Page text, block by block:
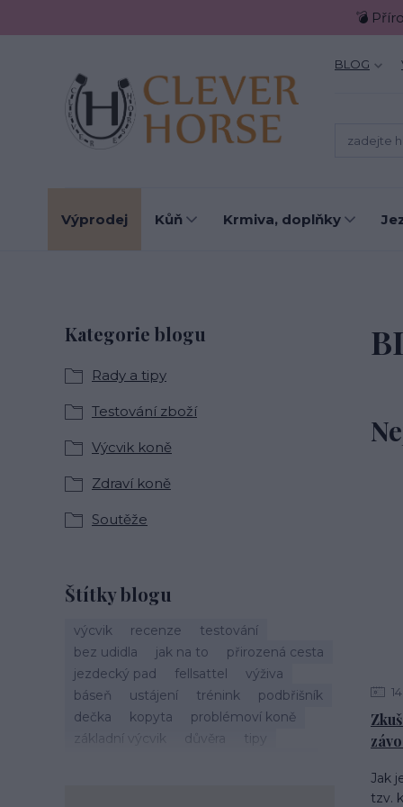
💣
BLOG
Výprodej Kůň Krmiva, doplňky
Kategorie blogu
Rady a tipy
Testování zboží
Výcvik koně
Zdraví koně
Soutěže
Štítky blogu
výcvik recenze
testování
bez udidla
jak na to
přirozená cesta
jezdecký pad
fellsattel
výživa
báseň
ustájení trénink
podbřišník
dečka
kopyta
problémoví koně
základní výcvik
důvěra
tipy
14
Jak
tzv.